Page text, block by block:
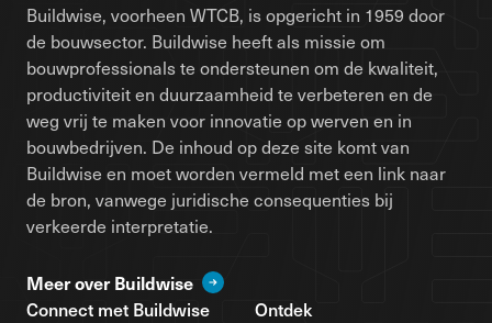
Buildwise, voorheen WTCB, is opgericht in 1959 door
de bouwsector. Buildwise heeft als missie om
bouwprofessionals te ondersteunen om de kwaliteit,
productiviteit en duurzaamheid te verbeteren en de
weg vrij te maken voor innovatie op werven en in
bouwbedrijven. De inhoud op deze site komt van
Buildwise en moet worden vermeld met een link naar
de bron, vanwege juridische consequenties bij
verkeerde interpretatie.
Meer over Buildwise
Connect met Buildwise
Ontdek